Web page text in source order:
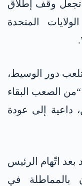
تجعل وقف إطلاق
المتحدة
دور الوسيط،
الصعب البقاء
داعية إلى عودة
بعد اتّهام الرئيس
بالمماطلة في